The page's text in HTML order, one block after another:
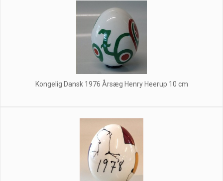
Kongelig Dansk 1976 Årsæg Henry Heerup 10 cm